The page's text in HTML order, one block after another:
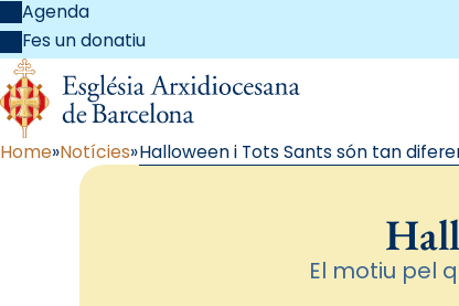
Agenda
Fes un donatiu
Home Notícies Halloween i Tots Sants són tan
El motiu pel